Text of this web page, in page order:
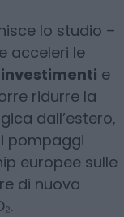
lo studio –
acceleri le
investimenti e
ridurre la
dall’estero,
pompaggi
europee sulle
di nuova